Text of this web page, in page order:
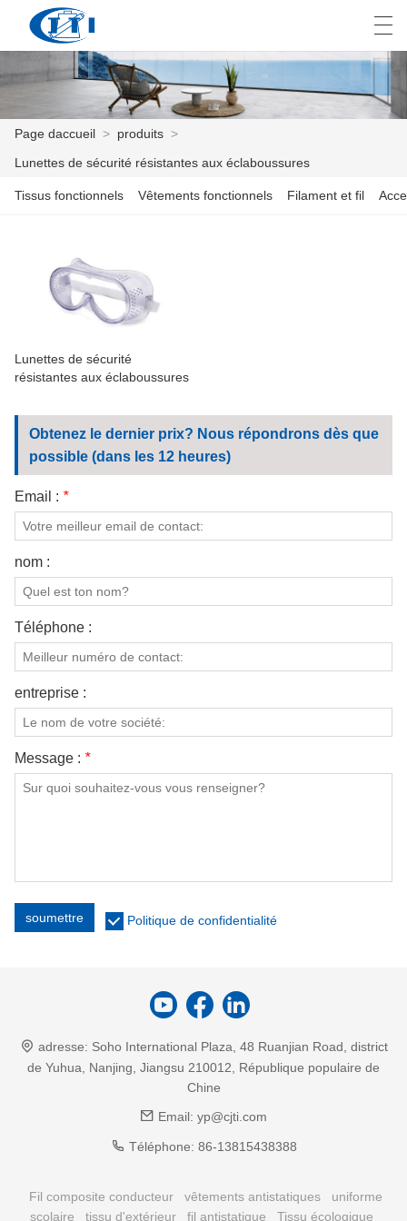
PERSONNALISATION
À PROPOS DE NOUS
INDUSTRIE
CONTACTEZ NOUS
VIDÉOS
العربية česky Deutsch
Page daccueil > produits >
Lunettes de sécurité résistantes aux éclaboussures
Tissus fonctionnels Vêtements fonctionnels Filament et fil
Lunettes de sécurité
résistantes aux éclaboussures
Obtenez le dernier prix? Nous répondrons dès que
possible (dans les 12 heures)
Email : *
nom :
Téléphone :
entreprise :
Message : *
soumettre Politique de confidentialité
adresse: Soho International Plaza, 48 Ruanjian Road, district
de Yuhua, Nanjing, Jiangsu 210012, République populaire de
Chine
Email: yp@cjti.com
Téléphone: 86-13815438388
Fil composite conducteur vêtements antistatiques
uniforme
scolaire
tissu d'extérieur fil antistatique Tissu écologique